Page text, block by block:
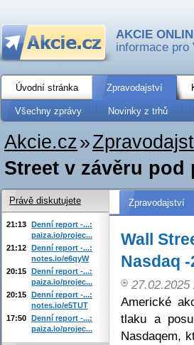
AKCIE
informace pro
Úvodní stránka Zpravodajství
Všechny zprávy Novinky z trhů
Akcie.cz»
Street v závěru pod
Zpravodajství
Wall
Nasdaq -
27.02.2025
Americké
tlaku a
Nasdaqem,
Právě diskutujete
21:13 Denní report -...:
paiza.io/projec...
21:12 Denní report -...:
notes.io/e6qyW
20:15 Denní report -...:
paiza.io/projec...
20:15 Denní report -...:
notes.io/e5TUT
17:50 Denní report -...:
paiza.io/projec...